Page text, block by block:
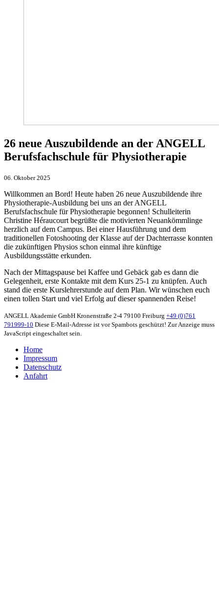
26 neue Auszubildende an der ANGELL
Berufsfachschule für Physiotherapie
06. Oktober 2025
Willkommen an Bord! Heute haben 26 neue Auszubildende ihre
Physiotherapie-Ausbildung bei uns an der ANGELL
Berufsfachschule für Physiotherapie begonnen! Schulleiterin
Christine Héraucourt begrüßte die motivierten Neuankömmlinge
herzlich auf dem Campus. Bei einer Hausführung und dem
traditionellen Fotoshooting der Klasse auf der Dachterrasse konnten
die zukünftigen Physios schon einmal ihre künftige
Ausbildungsstätte erkunden.
Nach der Mittagspause bei Kaffee und Gebäck gab es dann die
Gelegenheit, erste Kontakte mit dem Kurs 25-1 zu knüpfen. Auch
stand die erste Kurslehrerstunde auf dem Plan. Wir wünschen euch
einen tollen Start und viel Erfolg auf dieser spannenden Reise!
ANGELL Akademie GmbH Kronenstraße 2-4 79100 Freiburg +49 (0)761
791999-10 Diese E-Mail-Adresse ist vor Spambots geschützt! Zur Anzeige muss
JavaScript eingeschaltet sein.
Home
Impressum
Datenschutz
Anfahrt